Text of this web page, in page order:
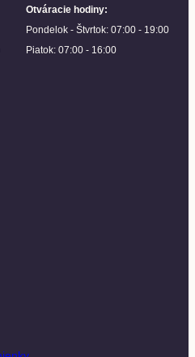
Otváracie hodiny:
Pondelok - Štvrtok: 07:00 - 19:00
Piatok: 07:00 - 16:00